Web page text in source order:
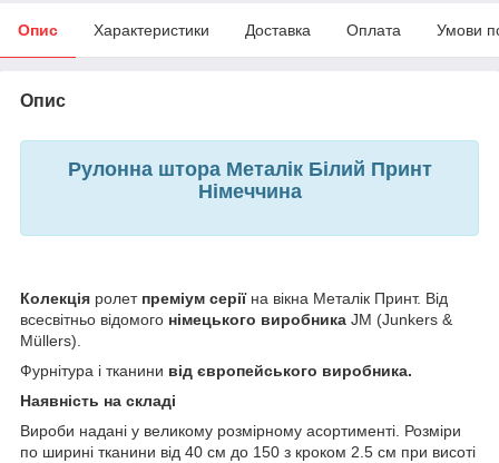
Опис Характеристики Доставка Оплата Умови
Опис
Рулонна штора Металік Білий Принт
Німеччина
Колекція ролет преміум серіїна вікна Металік Принт. Від
всесвітньо відомого німецького виробника JM (Junkers &
Müllers).
Фурнітура і тканини від європейського виробника.
Наявність на складі
Вироби надані у великому розмірному асортименті. Розміри
по ширині тканини від 40 см до 150 з кроком 2.5 см при висоті